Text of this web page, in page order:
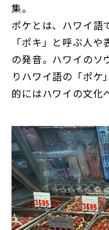
集。
ポケとは、ハワイ語
「ポキ」と呼ぶ人
の発音。ハワイのソ
りハワイ語の「ポケ
的にはハワイの文化